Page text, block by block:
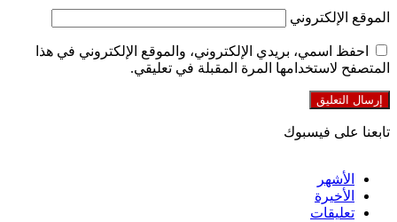
الموقع الإلكتروني
احفظ اسمي، بريدي الإلكتروني، والموقع الإلكتروني في هذا
المتصفح لاستخدامها المرة المقبلة في تعليقي.
تابعنا على فيسبوك
الأشهر
الأخيرة
تعليقات